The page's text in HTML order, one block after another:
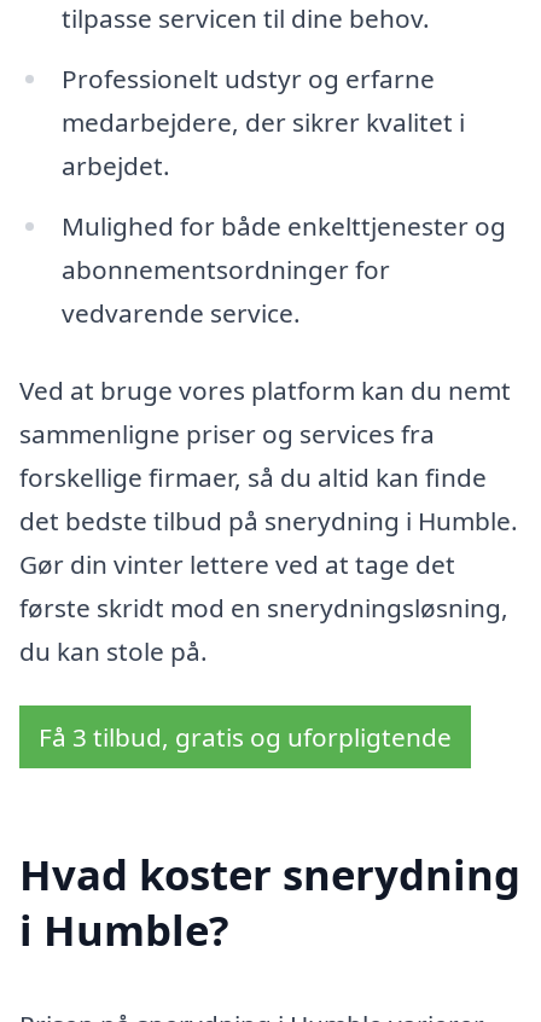
tilpasse servicen til dine behov.
Professionelt udstyr og erfarne
medarbejdere, der sikrer kvalitet i
arbejdet.
Mulighed for både enkelttjenester og
abonnementsordninger for
vedvarende service.
Ved at bruge vores platform kan du nemt
sammenligne priser og services fra
forskellige firmaer, så du altid kan finde
det bedste tilbud på snerydning i Humble.
Gør din vinter lettere ved at tage det
første skridt mod en snerydningsløsning,
du kan stole på.
Få 3 tilbud, gratis og uforpligtende
Hvad koster snerydning
i Humble?